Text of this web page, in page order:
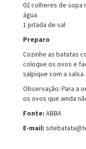
02 colheres de sopa
água
1 pitada de sal
Preparo
Cozinhe as batatas
coloque os ovos e
salpique com a salsa.
Observação: Para a
os ovos que ainda
Fonte: ABBA
E-mail: